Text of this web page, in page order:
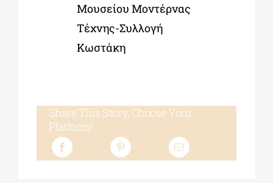
Μουσείου Μοντέρνας
Τέχνης-Συλλογή
Κωστάκη
Share This Story, Choose Your
Platform!